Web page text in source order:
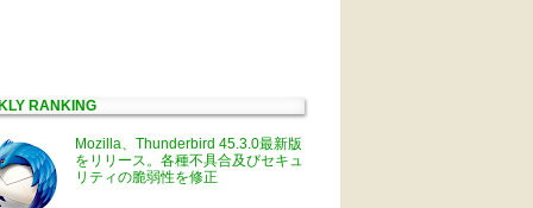
RANKING
Mozilla、Thunderbird 45.3.0最新版
をリリース。各種不具合及びセキュ
リティの脆弱性を修正